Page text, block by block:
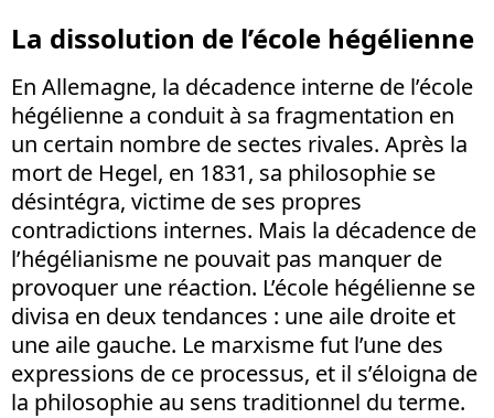
La dissolution de l’école hégélienne
En Allemagne, la décadence interne de l’école
hégélienne a conduit à sa fragmentation en
un certain nombre de sectes rivales. Après la
mort de Hegel, en 1831, sa philosophie se
désintégra, victime de ses propres
contradictions internes. Mais la décadence de
l’hégélianisme ne pouvait pas manquer de
provoquer une réaction. L’école hégélienne se
divisa en deux tendances : une aile droite et
une aile gauche. Le marxisme fut l’une des
expressions de ce processus, et il s’éloigna de
la philosophie au sens traditionnel du terme.